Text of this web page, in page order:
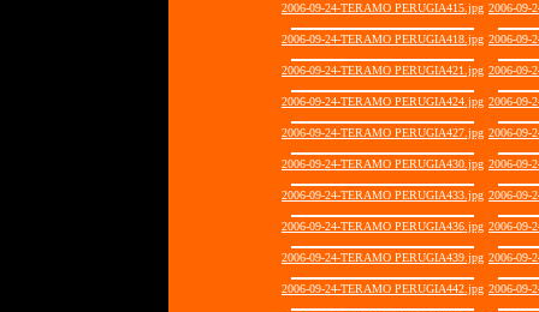
2006-09-24-TERAMO PERUGIA415.jpg 2006-09-
2006-09-24-TERAMO PERUGIA418.jpg 2006-09-
2006-09-24-TERAMO PERUGIA421.jpg 2006-09-
2006-09-24-TERAMO PERUGIA424.jpg 2006-09-
2006-09-24-TERAMO PERUGIA427.jpg 2006-09-
2006-09-24-TERAMO PERUGIA430.jpg 2006-09-
2006-09-24-TERAMO PERUGIA433.jpg 2006-09-
2006-09-24-TERAMO PERUGIA436.jpg 2006-09-
2006-09-24-TERAMO PERUGIA439.jpg 2006-09-
2006-09-24-TERAMO PERUGIA442.jpg 2006-09-